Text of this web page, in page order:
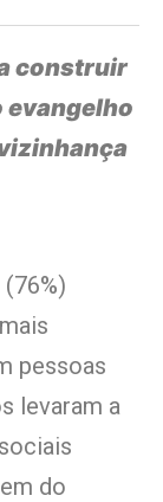
construir
evangelho
pessoas
levaram a
do